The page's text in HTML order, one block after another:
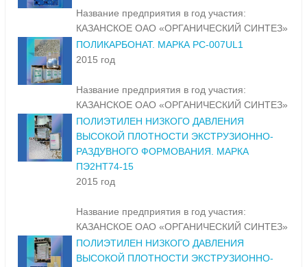
Название предприятия в год участия:
КАЗАНСКОЕ ОАО «ОРГАНИЧЕСКИЙ СИНТЕЗ»
ПОЛИКАРБОНАТ. МАРКА PC-007UL1
2015 год
Название предприятия в год участия:
КАЗАНСКОЕ ОАО «ОРГАНИЧЕСКИЙ СИНТЕЗ»
ПОЛИЭТИЛЕН НИЗКОГО ДАВЛЕНИЯ
ВЫСОКОЙ ПЛОТНОСТИ ЭКСТРУЗИОННО-
РАЗДУВНОГО ФОРМОВАНИЯ. МАРКА
ПЭ2НТ74-15
2015 год
Название предприятия в год участия:
КАЗАНСКОЕ ОАО «ОРГАНИЧЕСКИЙ СИНТЕЗ»
ПОЛИЭТИЛЕН НИЗКОГО ДАВЛЕНИЯ
ВЫСОКОЙ ПЛОТНОСТИ ЭКСТРУЗИОННО-